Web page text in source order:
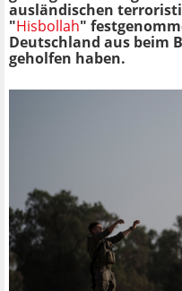
ausländischen
"Hisbollah"
Deutschland aus beim
geholfen haben.